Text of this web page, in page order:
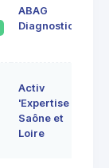
ABAG
Diagnostics
Activ
'Expertise
Saône et
Loire